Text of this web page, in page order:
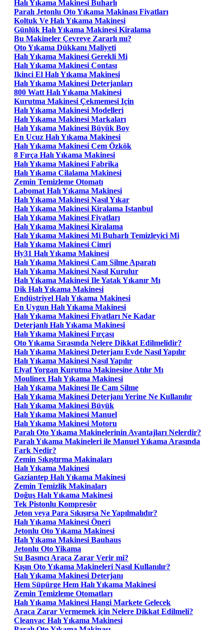
Halı Yıkama Makinesi Buharlı
Paralı Jetonlu Oto Yıkama Makinası Fiyatları
Koltuk Ve Halı Yıkama Makinesi
Günlük Halı Yıkama Makinesi Kiralama
Bu Makineler Çevreye Zararlı mı?
Oto Yıkama Dükkanı Maliyeti
Halı Yıkama Makinesi Gerekli Mi
Halı Yıkama Makinesi Contası
Ikinci El Halı Yıkama Makinesi
Halı Yıkama Makinesi Deterjanları
800 Watt Halı Yıkama Makinesi
Kurutma Makinesi Çekmemesi Için
Halı Yıkama Makinesi Modelleri
Halı Yıkama Makinesi Markaları
Halı Yıkama Makinesi Büyük Boy
En Ucuz Halı Yıkama Makinesi
Halı Yıkama Makinesi Cem Özkök
8 Fırça Halı Yıkama Makinesi
Halı Yıkama Makinesi Fabrika
Halı Yıkama Cilalama Makinesi
Zemin Temizleme Otomatı
Labomat Halı Yıkama Makinesi
Halı Yıkama Makinesi Nasıl Yıkar
Halı Yıkama Makinesi Kiralama Istanbul
Halı Yıkama Makinesi Fiyatları
Halı Yıkama Makinesi Kiralama
Halı Yıkama Makinesi Mi Buharlı Temizleyici Mi
Halı Yıkama Makinesi Cimri
Hy31 Halı Yıkama Makinesi
Halı Yıkama Makinesi Cam Silme Aparatı
Halı Yıkama Makinesi Nasıl Kurulur
Halı Yıkama Makinesi Ile Yatak Yıkanır Mı
Dik Halı Yıkama Makinesi
Endüstriyel Halı Yıkama Makinesi
En Uygun Halı Yıkama Makinesi
Halı Yıkama Makinesi Fiyatları Ne Kadar
Deterjanlı Halı Yıkama Makinesi
Halı Yıkama Makinesi Fırçası
Oto Yıkama Sırasında Nelere Dikkat Edilmelidir?
Halı Yıkama Makinesi Deterjanı Evde Nasıl Yapılır
Halı Yıkama Makinesi Nasıl Yapılır
Elyaf Yorgan Kurutma Makinesine Atılır Mı
Moulinex Halı Yıkama Makinesi
Halı Yıkama Makinesi Ile Cam Silme
Halı Yıkama Makinesi Deterjanı Yerine Ne Kullanılır
Halı Yıkama Makinesi Büyük
Halı Yıkama Makinesi Manuel
Halı Yıkama Makinesi Motoru
Paralı Oto Yıkama Makinelerinin Avantajları Nelerdir?
Paralı Yıkama Makineleri ile Manuel Yıkama Arasında
Fark Nedir?
Zemin Sıkıştırma Makinaları
Halı Yıkama Makinesi
Gaziantep Halı Yıkama Makinesi
Zemin Temizlik Makinaları
Doğuş Halı Yıkama Makinesi
Tek Pistonlu Kompresör
Jeton veya Para Sıkışırsa Ne Yapılmalıdır?
Halı Yıkama Makinesi Öneri
Jetonlu Oto Yıkama Makinesi
Halı Yıkama Makinesi Bauhaus
Jetonlu Oto Yikama
Su Basıncı Araca Zarar Verir mi?
Kışın Oto Yıkama Makineleri Nasıl Kullanılır?
Halı Yıkama Makinesi Deterjanı
Hem Süpürge Hem Halı Yıkama Makinesi
Zemin Temizleme Otomatları
Halı Yıkama Makinesi Hangi Markete Gelecek
Araca Zarar Vermemek için Nelere Dikkat Edilmeli?
Cleanvac Halı Yıkama Makinesi